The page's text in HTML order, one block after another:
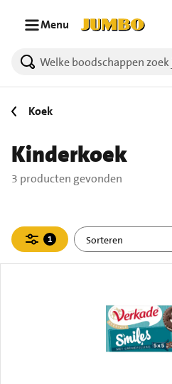
Menu
3 producten gevonden.
Koek
Kinderkoek
3 producten gevonden
Filteren
1
actief